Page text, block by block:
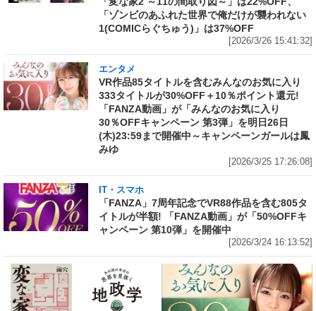
「ゾンビのあふれた世界で俺だけが襲われない
1(COMICらぐちゅう)」は37%OFF
[2026/3/26 15:41:32]
エンタメ
VR作品85タイトルを含むみんなのお気に入り
333タイトルが30%OFF＋10％ポイント還元!
「FANZA動画」が「みんなのお気に入り
30％OFFキャンペーン 第3弾」を明日26日
(木)23:59まで開催中～キャンペーンガールは鳳
みゆ
[2026/3/25 17:26:08]
IT・スマホ
「FANZA」7周年記念でVR88作品を含む805タ
イトルが半額! 「FANZA動画」が「50%OFFキ
ャンペーン 第10弾」を開催中
[2026/3/24 16:13:52]